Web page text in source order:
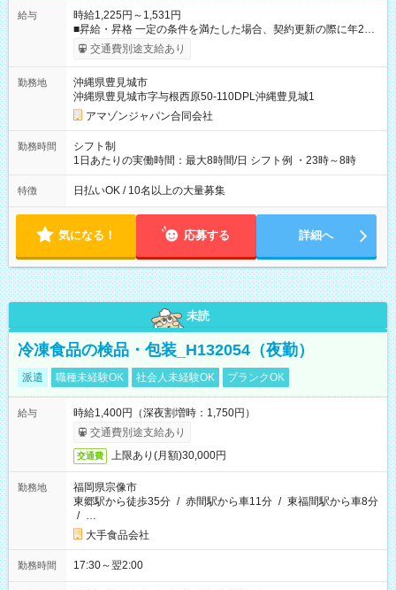
給与
時給1,225円～1,531円
■昇給・昇格 一定の条件を満たした場合、契約更新の際に年2回
まで昇給の機会があります。 ■正社員登用制度あり ※月末締/翌
月25日支払い ※時間外手当、別途支給 ※深夜割増賃金 (22:00～
☆Amazon直雇用で安定して働けます！ 【試用期間】試用期間
あり 試用期間の長さ：1週間 雇用形態、給与は本採用時と同じ
です。
交通費別途支給あり
勤務地
沖縄県豊見城市
沖縄県豊見城市字与根西原50-110DPL沖縄豊見城1
アマゾンジャパン合同会社
勤務時間
シフト制
1日あたりの実働時間：最大8時間/日 シフト例 ・23時～8時
特徴 日払いOK / 10名以上の大量募集
気になる！ 応募する 詳細へ
未読
冷凍食品の検品・包装_H132054（夜勤）
派遣 職種未経験OK 社会人未経験OK ブランクOK
給与
時給1,400円（深夜割増時：1,750円）
交通費別途支給あり
交通費 上限あり(月額)30,000円
勤務地
福岡県宗像市
東郷駅から徒歩35分 / 赤間駅から車11分 / 東福間駅から車8分
/ …
大手食品会社
勤務時間 17:30～翌2:00